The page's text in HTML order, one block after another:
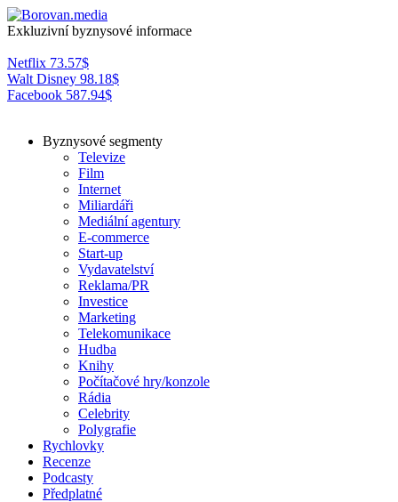
Exkluzivní byznysové informace
Netflix 73.57$
Walt Disney 98.18$
Facebook 587.94$
Byznysové segmenty
Televize
Film
Internet
Miliardáři
Mediální agentury
E-commerce
Start-up
Vydavatelství
Reklama/PR
Investice
Marketing
Telekomunikace
Hudba
Knihy
Počítačové hry/konzole
Rádia
Celebrity
Polygrafie
Rychlovky
Recenze
Podcasty
Předplatné